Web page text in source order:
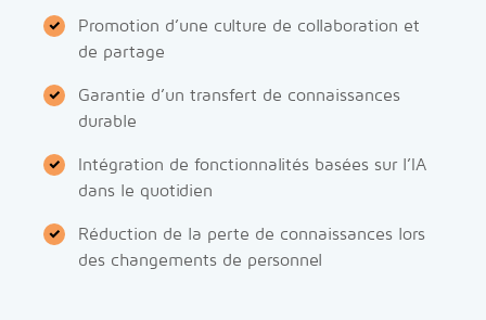
Promotion d’une culture de collaboration et
de partage
Garantie d’un transfert de connaissances
durable
Intégration de fonctionnalités basées sur l’IA
dans le quotidien
Réduction de la perte de connaissances lors
des changements de personnel